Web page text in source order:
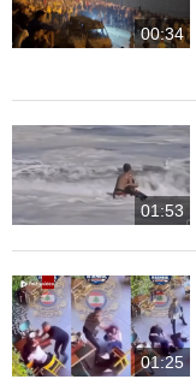
00:34
01:53
01:25